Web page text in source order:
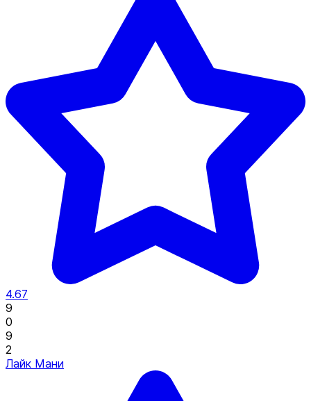
4.67
9
0
9
2
Лайк Мани